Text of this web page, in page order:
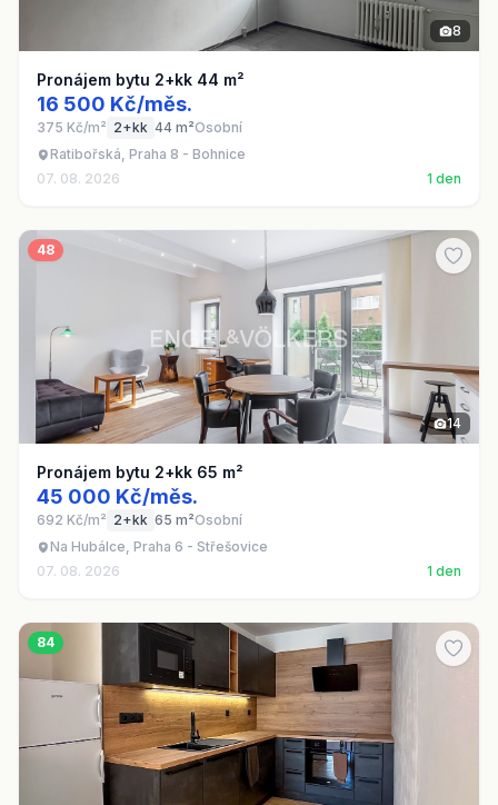
8
Pronájem bytu 2+kk 44 m²
16 500 Kč/měs.
375 Kč/m² 2+kk 44 m²Osobní
Ratibořská, Praha 8 - Bohnice
07. 08. 2026
1 den
48
14
Pronájem bytu 2+kk 65 m²
45 000 Kč/měs.
692 Kč/m² 2+kk 65 m²Osobní
Na Hubálce, Praha 6 - Střešovice
07. 08. 2026
1 den
84